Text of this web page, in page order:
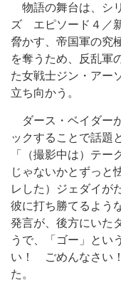
物語の舞台は、シ
ズ エピソード４／
脅かす、帝国軍の究
を奪うため、反乱軍
た女戦士ジン・アー
立ち向かう。
ダース・ベイダー
ックすることで話題
「（撮影中は）テ
じゃないかとずっと
レした）ジェダイが
彼に打ち勝てるよう
発言が、後方にいた
うで、「ゴー」とい
い！ ごめんなさい
た。